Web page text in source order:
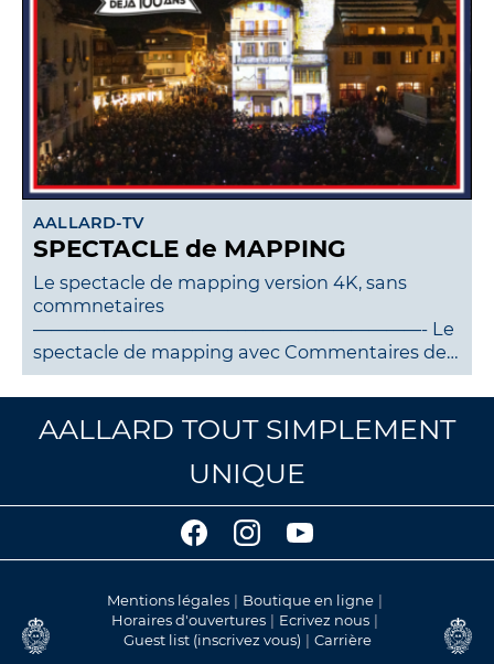
AALLARD-TV
SPECTACLE de MAPPING
Le spectacle de mapping version 4K, sans
commnetaires
——————————————————————- Le
spectacle de mapping avec Commentaires de…
AALLARD TOUT SIMPLEMENT
UNIQUE
Mentions légales
Boutique en ligne
Horaires d'ouvertures
Ecrivez nous
Guest list (inscrivez vous)
Carrière